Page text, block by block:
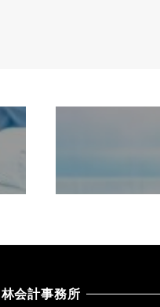
林会計事務所